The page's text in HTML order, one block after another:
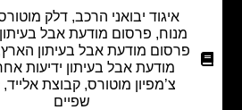
איגוד יבואני הרכב,דלק מוטורס ,הוט,
פרסום מודעת אבל בעיתון גלובס,
פרסום מודעת אבל בעיתון הארץ,פרסום
מודעת אבל בעיתון ידיעות אחרונות,
צ’מפיון מוטורס ,קבוצת אלייד,קיבוץ